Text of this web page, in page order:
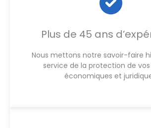
Plus de 45 ans
Nous mettons notre savoir-faire
service de la protection de
économiques et